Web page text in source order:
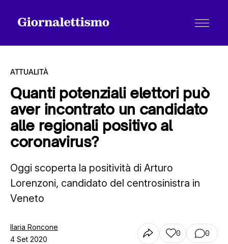
Tutti gli articoli
Contatti
ATTUALITÀ
Quanti potenziali elettori può
aver incontrato un candidato
alle regionali positivo al
coronavirus?
Oggi scoperta la positività di Arturo
Lorenzoni, candidato del centrosinistra in
Veneto
Ilaria Roncone
4 Set 2020
0 0